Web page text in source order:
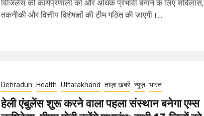
विजिलेंस की कार्यप्रणाली को और अधिक प्रभावी बनाने के लिए सर्विलांस,
तकनीकी और वित्तीय विशेषज्ञों की टीम गठित की जाएगी।...
Dehradun Health Uttarakhand ताज़ा ख़बरें न्यूज़ भारत
हेली एंबुलेंस शुरू करने वाला पहला संस्थान बनेगा एम्स